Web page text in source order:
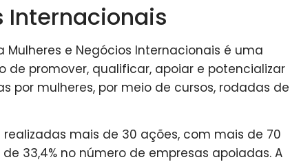
Internacionais
e Negócios Internacionais é uma
de promover, qualificar, apoiar e potencializar
por mulheres, por meio de cursos, rodadas de
mais de 30 ações, com mais de 70
33,4% no número de empresas apoiadas. A